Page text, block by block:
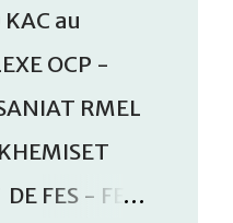
au
OCP -
RMEL
FES - FES